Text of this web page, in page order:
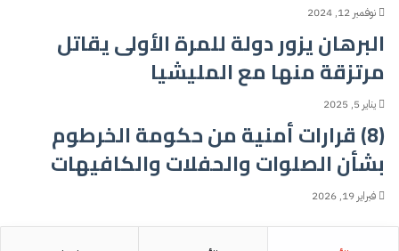
نوفمبر 12, 2024
البرهان يزور دولة للمرة الأولى يقاتل
مرتزقة منها مع المليشيا
يناير 5, 2025
(8) قرارات أمنية من حكومة الخرطوم
بشأن الصلوات والحفلات والكافيهات
فبراير 19, 2026